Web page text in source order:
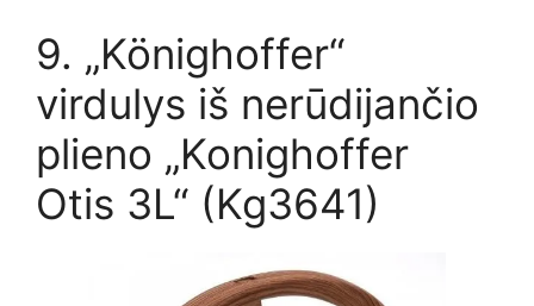
9. „Könighoffer“
virdulys iš nerūdijančio
plieno „Konighoffer
Otis 3L“ (Kg3641)